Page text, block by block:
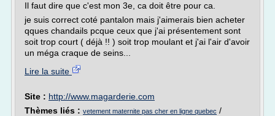
Il faut dire que c'est mon 3e, ca doit être pour ca.
je suis correct coté pantalon mais j'aimerais bien acheter
qques chandails pcque ceux que j'ai présentement sont
soit trop court ( déjà !! ) soit trop moulant et j'ai l'air d'avoir
un méga craque de seins...
Lire la suite
Site : http://www.magarderie.com
Thèmes liés : vetement maternite pas cher en ligne quebec /